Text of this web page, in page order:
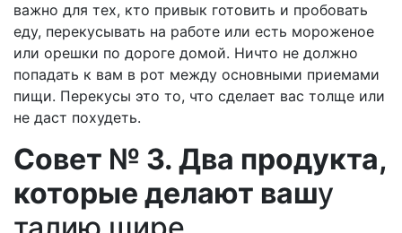
важно для тех, кто привык готовить и пробовать
еду, перекусывать на работе или есть мороженое
или орешки по дороге домой. Ничто не должно
попадать к вам в рот между основными приемами
пищи. Перекусы это то, что сделает вас толще или
не даст похудеть.
Совет № 3. Два продукта,
которые делают вашу